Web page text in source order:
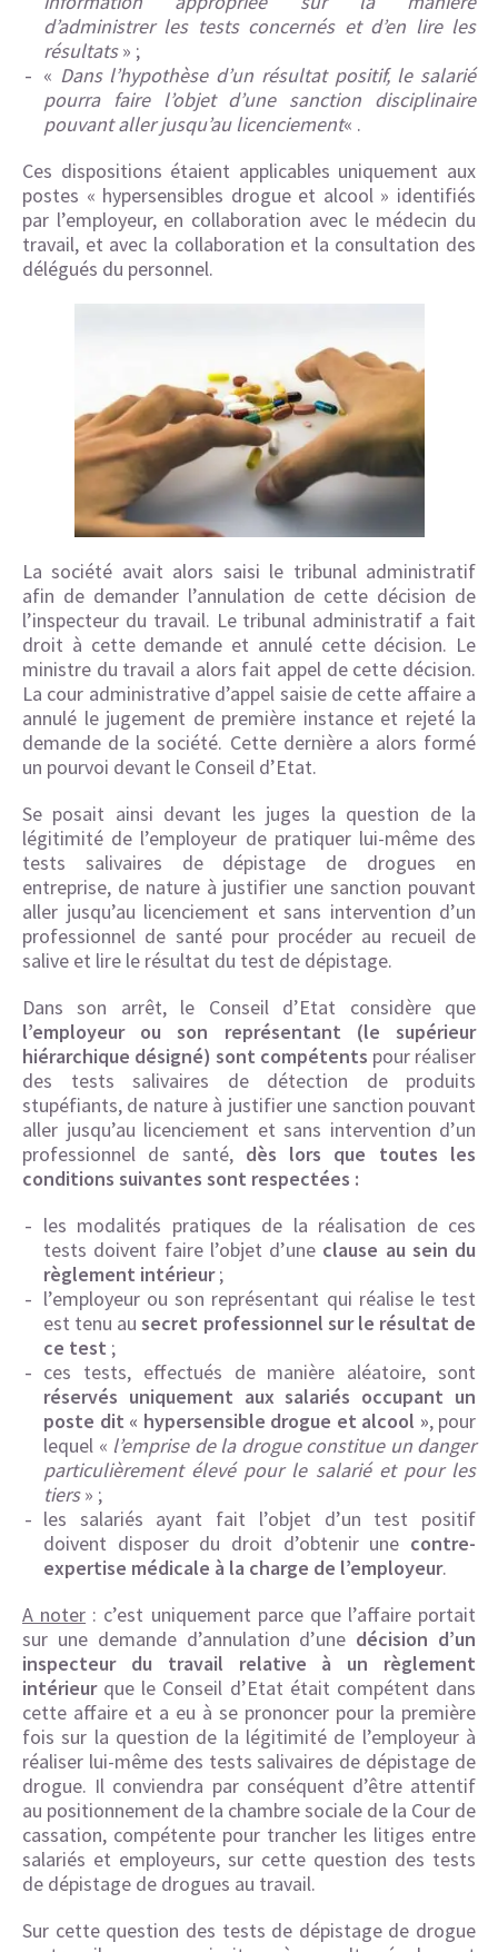
d’administrer les tests concernés et d’en lire les
résultats» ;
« Dans l’hypothèse d’un résultat positif, le salarié
pourra faire l’objet d’une sanction disciplinaire
pouvant aller jusqu’au licenciement« .
Ces dispositions étaient applicables uniquement aux
postes « hypersensibles drogue et alcool » identifiés
par l’employeur, en collaboration avec le médecin du
travail, et avec la collaboration et la consultation des
délégués du personnel.
La société avait alors saisi le tribunal administratif
afin de demander l’annulation de cette décision de
l’inspecteur du travail. Le tribunal administratif a fait
droit à cette demande et annulé cette décision. Le
ministre du travail a alors fait appel de cette décision.
La cour administrative d’appel saisie de cette affaire a
annulé le jugement de première instance et rejeté la
demande de la société. Cette dernière a alors formé
un pourvoi devant le Conseil d’Etat.
Se posait ainsi devant les juges la question de la
légitimité de l’employeur de pratiquer lui-même des
tests salivaires de dépistage de drogues en
entreprise, de nature à justifier une sanction pouvant
aller jusqu’au licenciement et sans intervention d’un
professionnel de santé pour procéder au recueil de
salive et lire le résultat du test de dépistage.
Dans son arrêt, le Conseil d’Etat considère que
l’employeur ou son représentant (le supérieur
hiérarchique désigné) sont compétents pour réaliser
des tests salivaires de détection de produits
stupéfiants, de nature à justifier une sanction pouvant
aller jusqu’au licenciement et sans intervention d’un
professionnel de santé, dès lors que toutes les
conditions suivantes sont respectées :
les modalités pratiques de la réalisation de ces
tests doivent faire l’objet d’une clause au sein du
règlement intérieur;
l’employeur ou son représentant qui réalise le test
est tenu au secret professionnel sur le résultat de
ce test ;
ces tests, effectués de manière aléatoire, sont
réservés uniquement aux salariés occupant un
poste dit « hypersensible drogue et alcool », pour
lequel « l’emprise de la drogue constitue un danger
particulièrement élevé pour le salarié et pour les
tiers» ;
les salariés ayant fait l’objet d’un test positif
doivent disposer du droit d’obtenir une contre-
expertise médicale à la charge de l’employeur.
A noter : c’est uniquement parce que l’affaire portait
sur une demande d’annulation d’une décision d’un
inspecteur du travail relative à un règlement
intérieurque le Conseil d’Etat était compétent dans
cette affaire et a eu à se prononcer pour la première
fois sur la question de la légitimité de l’employeur à
réaliser lui-même des tests salivaires de dépistage de
drogue. Il conviendra par conséquent d’être attentif
au positionnement de la chambre sociale de la Cour de
cassation, compétente pour trancher les litiges entre
salariés et employeurs, sur cette question des tests
de dépistage de drogues au travail.
Sur cette question des tests de dépistage de drogue